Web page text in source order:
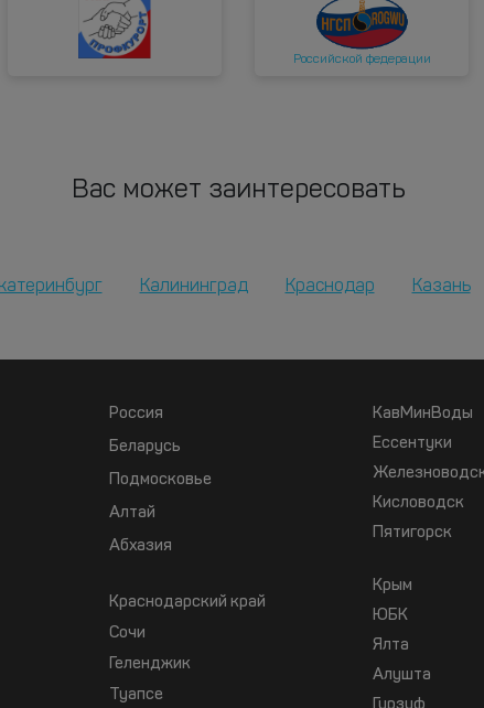
Российской федерации
Вас может заинтересовать
Калининград Краснодар Казань
Россия
Беларусь
Подмосковье
Алтай
Абхазия
Краснодарский край
Сочи
Геленджик
Туапсе
КавМинВоды
Ессентуки
Кисловодск
Пятигорск
Крым
ЮБК
Ялта
Алушта